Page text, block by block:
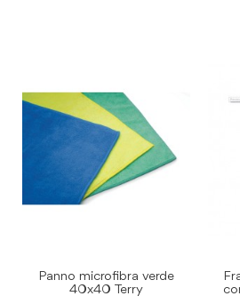
Panno microfibra verde
40x40 Terry